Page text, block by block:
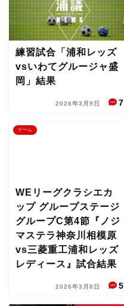
練習試合「浦和レッズ
vsいわてグルージャ盛
岡」結果
2026年3月9日 7
ゲーム
WEリーグクラシエカ
ップ グループステージ
グループC第4節『ノジ
マステラ神奈川相模原
vs三菱重工浦和レッズ
レディース』試合結果
2026年3月8日 5